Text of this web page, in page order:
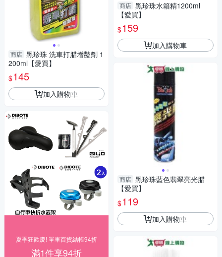
商店 黑珍珠 洗車打腊增豔劑 1
200ml【愛買】
$145
加入購物車
夏季狂歡慶! 單車百貨結帳94折
滿1件享94折
商店 黑珍珠水箱精1200ml
【愛買】
$159
加入購物車
商店 黑珍珠藍色翡翠亮光腊
【愛買】
$119
加入購物車